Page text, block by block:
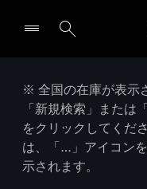
※ 全国の在庫が表示
「新規検索」または
をクリックしてくだ
は、「…」アイコン
示されます。